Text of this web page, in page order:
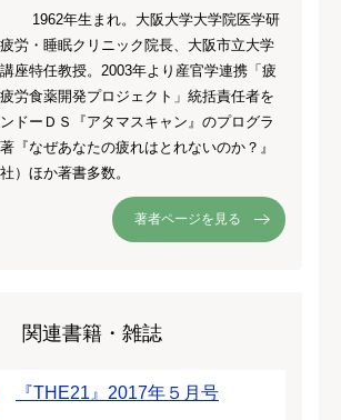
1962年生まれ。大阪大学大学院医学研
労・睡眠クリニック院長、大阪市立大学
座特任教授。2003年より産官学連携「疲
労食薬開発プロジェクト」統括責任者を
ドーＤＳ『アタマスキャン』のプログラ
『なぜあなたの疲れはとれないのか？』
）ほか著書多数。
著者ページを見る
関連書籍・雑誌
『THE21』2017年５月号